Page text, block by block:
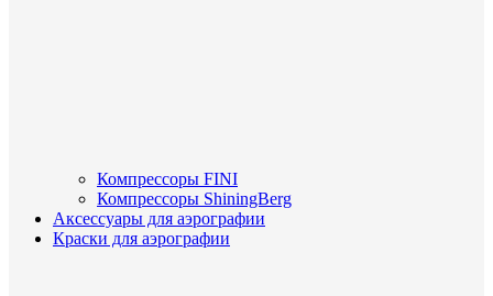
Компрессоры FINI
Компрессоры ShiningBerg
Аксессуары для аэрографии
Краски для аэрографии